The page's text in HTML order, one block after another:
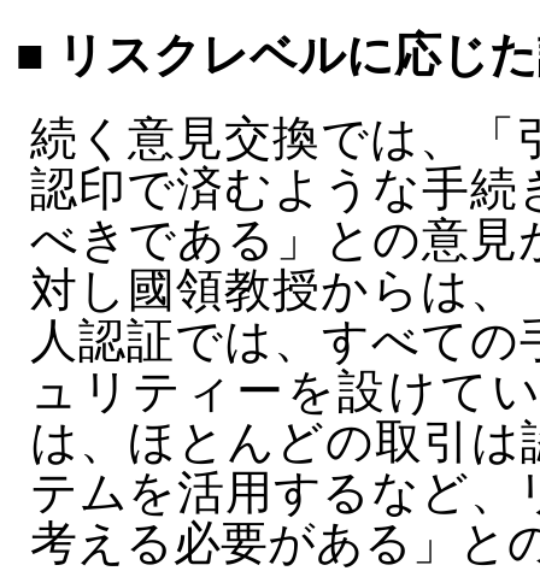
■ リスクレベルに応じ
続く意見交換では、「
認印で済むような手続
べきである」との意見
対し國領教授からは
人認証では、すべて
ュリティーを設けて
は、ほとんどの取引
テムを活用するなど
考える必要がある」と